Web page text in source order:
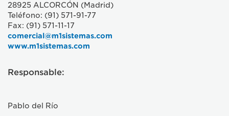
28925 ALCORCÓN (Madrid)
Teléfono: (91) 571-91-77
Fax: (91) 571-11-17
comercial@m1sistemas.com
www.m1sistemas.com
Responsable:
Pablo del Río